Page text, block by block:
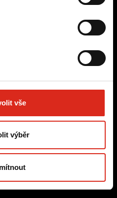
vše
výběr
řešení, která zvyšují
UX